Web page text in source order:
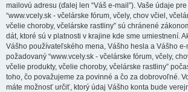
mailovú adresu (ďalej len “Váš e-mail”). Vaše údaje
“www.vcely.sk - včelárske fórum, včely, chov včiel,
včelie choroby, včelárske rastliny” sú chránené
dát, ktoré sú v platnosti v krajine kde sme umiestnení.
Vášho používateľského mena, Vášho hesla a Vášho e-
požadovaný “www.vcely.sk - včelárske fórum, včely,
včelie produkty, včelie choroby, včelárske rastliny”
toho, čo považujeme za povinné a čo za dobrovoľné.
máte možnosť určiť, ktorý údaj Vášho konta bude